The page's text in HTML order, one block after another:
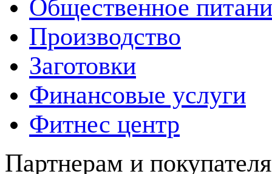
Общественное
Производство
Заготовки
Финансовые услуги
Фитнес центр
Партнерам и